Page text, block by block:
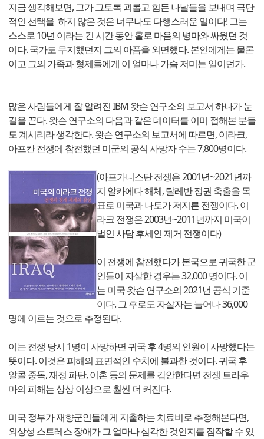
지금 생각해보면, 그가 그토록 괴롭고 힘든 나날들을 보내며 극단
적인 선택을 하지 않은 것은 너무나도 다행스러운 일이다! 그는
스스로 10년 이라는 긴 시간 동안 홀로 마음의 병마와 싸웠던 것
이다. 국가도 무지했던지 그의 아픔을 외면했다. 본인에게는 물론
이고 그의 가족과 형제들에게 이 얼마나 가슴 저미는 일이던가.
많은 사람들에게 잘 알려진 IBM 왓슨 연구소의 보고서 하나가 눈
길을 끈다. 왓슨 연구소의 다음과 같은 데이터를 이미 접해본 분들
도 계시리라 생각한다. 왓슨 연구소의 보고서에 따르면, 이라크,
아프칸 전쟁에 참전했던 미군의 공식 사망자 수는 7,800명이다.
(아프가니스탄 전쟁은2001년~2021년까
지 알카에다 해체, 탈레반 정권 축출을 목
표로 미국과 나토가 저지른 전쟁이다. 이
라크 전쟁은2003년~2011년까지 미국이
벌인 사담 후세인 제거 전쟁이다)
이 전쟁에 참전했다가 본국으로 귀국한 군
인들이 자살한 경우는 32,000 명이다. 이
는 미국 왓슨 연구소의2021년 공식 기준
이다. 그 후로도 자살자는 늘어나 36,000
명에 이르는 것으로 추정된다.
이는 전쟁 당시 1명이 사망하면 귀국 후 4명의 인원이 사망했다는
뜻이다. 이것은 피해의 표면적인 수치에 불과한 것이다. 귀국 후
알콜 중독, 재정 파탄, 이혼 등의 문제를 감안한다면 전쟁 트라우
마의 피해는 상상 이상으로 훨씬 더 커진다.
미국 정부가 재향군인들에게 지출하는 치료비로 추정해본다면,
외상성 스트레스 장애가 그 얼마나 심각한 것인지를 짐작할 수 있